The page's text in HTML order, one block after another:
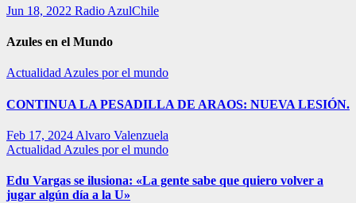
Jun 18, 2022 Radio AzulChile
Azules en el Mundo
Actualidad Azules por el mundo
CONTINUA LA PESADILLA DE ARAOS: NUEVA LESIÓN.
Feb 17, 2024 Alvaro Valenzuela
Actualidad Azules por el mundo
Edu Vargas se ilusiona: «La gente sabe que quiero volver a
jugar algún día a la U»